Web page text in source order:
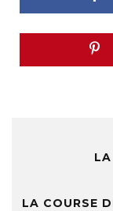
LA COURSE